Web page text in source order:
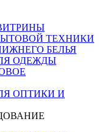
ТЕХНИКИ
БЕЛЬЯ
ОДЕЖДЫ
ОПТИКИ И